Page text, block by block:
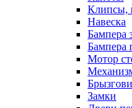
Клипсы,
Навеска
Бампера
Бампера
Мотор
Замки